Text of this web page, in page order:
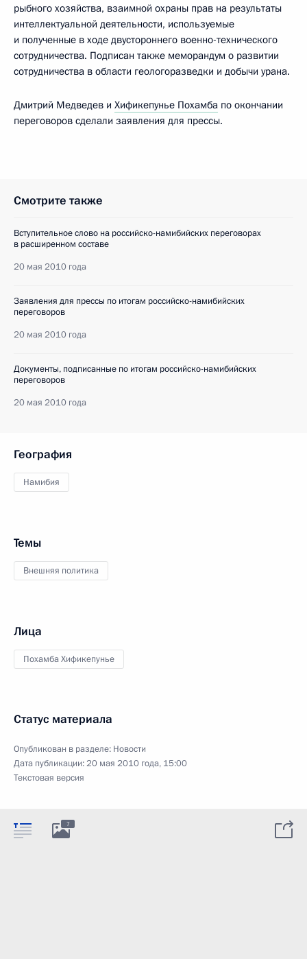
рыбного хозяйства, взаимной охраны прав на результаты
интеллектуальной деятельности, используемые
и полученные в ходе двустороннего военно-технического
сотрудничества. Подписан также меморандум о развитии
сотрудничества в области геологоразведки и добычи урана.
Дмитрий Медведев и Хификепунье Похамба по окончании
переговоров сделали заявления для прессы.
Смотрите также
Вступительное слово на российско-намибийских переговорах
в расширенном составе
20 мая 2010 года
Заявления для прессы по итогам российско-намибийских
переговоров
20 мая 2010 года
Документы, подписанные по итогам российско-намибийских
переговоров
20 мая 2010 года
География
Намибия
Темы
Внешняя политика
Лица
Похамба Хификепунье
Статус материала
Опубликован в разделе: Новости
Дата публикации:20 мая 2010 года, 15:00
Текстовая версия
7